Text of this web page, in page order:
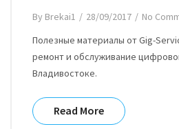
By Brekai1 / 28/09/2017 / No
Полезные материалы от Gig-
ремонт и обслуживание
Владивостоке.
Read More